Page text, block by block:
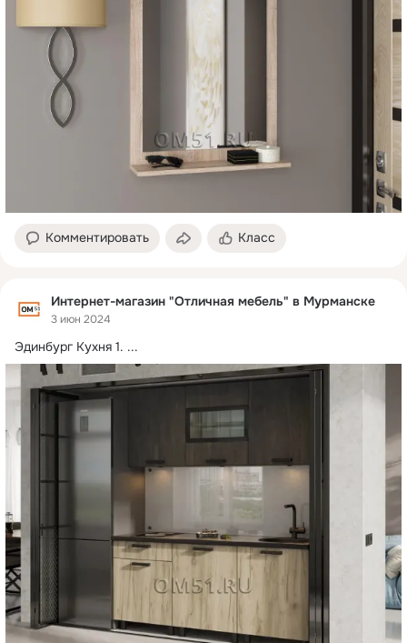
Комментировать Класс
Интернет-магазин "Отличная мебель" в Мурманске
3 июн 2024
Эдинбург Кухня 1. ...